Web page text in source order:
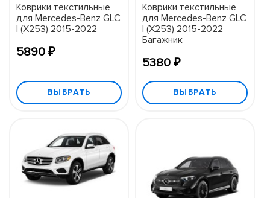
Коврики текстильные
для Mercedes-Benz GLC
I (X253) 2015-2022
5890 ₽
ВЫБРАТЬ
Коврики текстильные
для Mercedes-Benz GLC
I (X253) 2015-2022
Багажник
5380 ₽
ВЫБРАТЬ